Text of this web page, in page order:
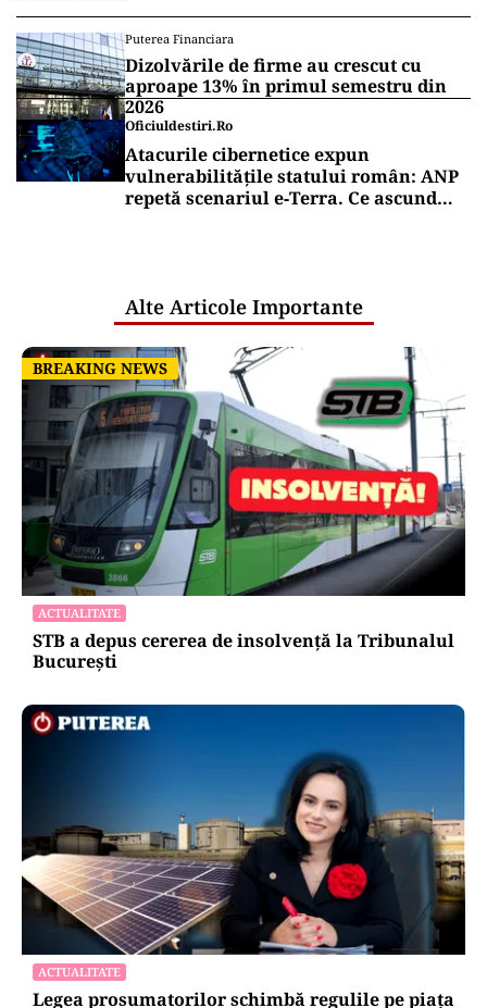
Puterea Financiara
Dizolvările de firme au crescut cu
aproape 13% în primul semestru din
2026
Oficiuldestiri.ro
Atacurile cibernetice expun
vulnerabilitățile statului român: ANP
repetă scenariul e‑Terra. Ce ascund
Alte Articole Importante
BREAKING NEWS
BREAKING NEWS
ACTUALITATE
STB a depus cererea de insolvență la Tribunalul
București
ACTUALITATE
Legea prosumatorilor schimbă regulile pe piața